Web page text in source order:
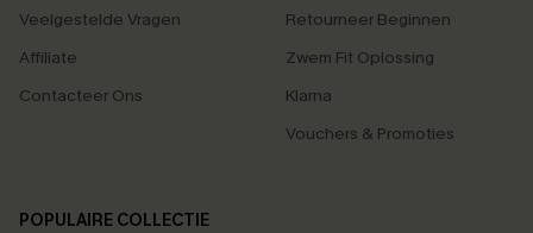
Veelgestelde Vragen
Affiliate
Contacteer Ons
Retourneer Beginnen
Zwem Fit Oplossing
Klarna
Vouchers & Promoties
POPULAIRE COLLECTIE